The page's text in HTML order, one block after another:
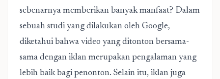
sebenarnya memberikan banyak manfaat? Dalam
sebuah studi yang dilakukan oleh Google,
diketahui bahwa video yang ditonton bersama-
sama dengan iklan merupakan pengalaman yang
lebih baik bagi penonton. Selain itu, iklan juga